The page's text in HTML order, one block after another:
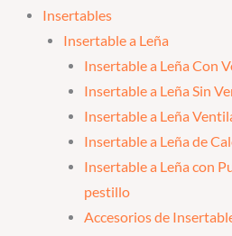
Insertables
Insertable a Leña
Insertable a Leña Con
Insertable a Leña Sin
Insertable a Leña
Insertable a Leña de
Insertable a Leña con
pestillo
Accesorios de